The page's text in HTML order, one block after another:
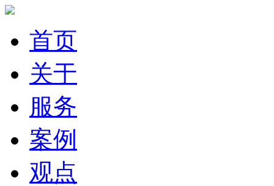
首页
关于
服务
案例
观点